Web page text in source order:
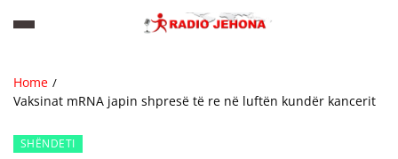
Home
Vaksinat mRNA japin shpresë të re në luftën kundër kancerit
SHËNDETI